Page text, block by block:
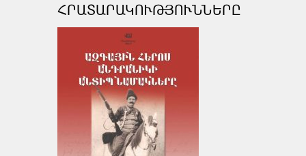
ՀՐԱՏԱՐԱԿՈՒԹՅՈՒՆՆԵՐԸ